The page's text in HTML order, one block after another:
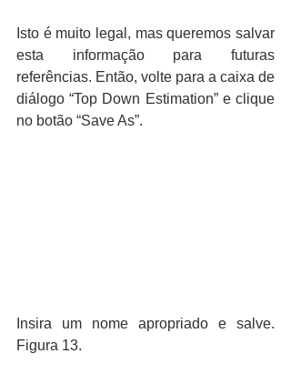
Isto é muito legal, mas queremos salvar
esta informação para futuras
referências. Então, volte para a caixa de
diálogo “Top Down Estimation” e clique
no botão “Save As”.
Insira um nome apropriado e salve.
Figura 13.